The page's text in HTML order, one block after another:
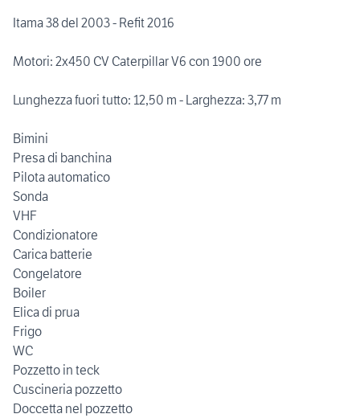
Itama 38 del 2003 - Refit 2016
Motori: 2x450 CV Caterpillar V6 con 1900 ore
Lunghezza fuori tutto: 12,50 m - Larghezza: 3,77 m
Bimini
Presa di banchina
Pilota automatico
Sonda
VHF
Condizionatore
Carica batterie
Congelatore
Boiler
Elica di prua
Frigo
WC
Pozzetto in teck
Cuscineria pozzetto
Doccetta nel pozzetto